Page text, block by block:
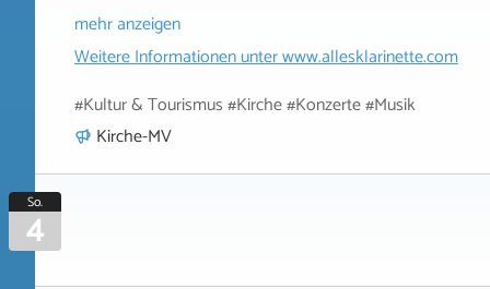
mehr anzeigen
Weitere Informationen unterwww.allesklarinette.com
#Kultur & Tourismus #Kirche #Konzerte #Musik
Kirche-MV
So.
4